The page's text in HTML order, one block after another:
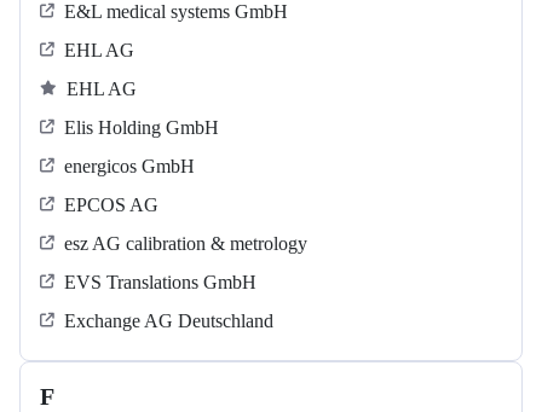
E&L medical systems GmbH
EHL AG
EHL AG
Elis Holding GmbH
energicos GmbH
EPCOS AG
esz AG calibration & metrology
EVS Translations GmbH
Exchange AG Deutschland
F